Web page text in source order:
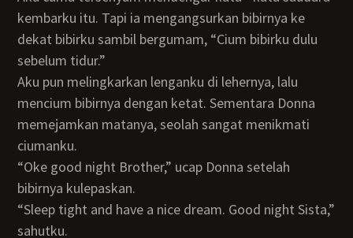
kembarku itu. Tapi ia mengangsurkan bibirnya ke
dekat bibirku sambil bergumam, “Cium bibirku dulu
sebelum tidur.”
Aku pun melingkarkan lenganku di lehernya, lalu
mencium bibirnya dengan ketat. Sementara Donna
memejamkan matanya, seolah sangat menikmati
ciumanku.
“Oke good night Brother,” ucap Donna setelah
bibirnya kulepaskan.
“Sleep tight and have a nice dream. Good night Sista,”
sahutku.